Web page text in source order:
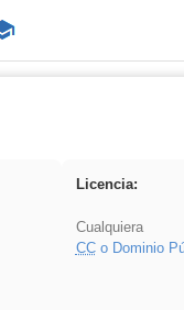
Licencia:
Cualquiera
CCo Dominio